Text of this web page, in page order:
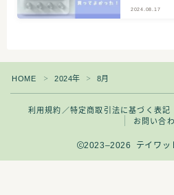
クリエイター志 3
原神プレイ日記 4
2024.08.17
HOME ＞ 2024年 ＞ 8月
利用規約／特定商取引法に基づく表記
お問い合
2023–2026 テイワッ